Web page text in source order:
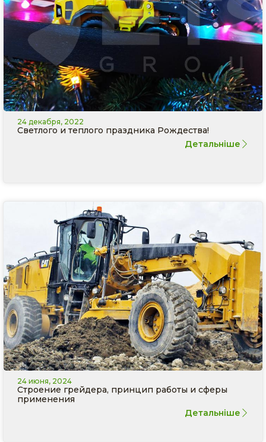
24 декабря, 2022
Светлого и теплого праздника Рождества!
Детальніше
24 июня, 2024
Строение грейдера, принцип работы и сферы
применения
Детальніше